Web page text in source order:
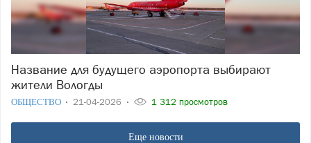
Название для будущего аэропорта выбирают
жители Вологды
ОБЩЕСТВО 21-04-2026 1 312 просмотров
Еще новости